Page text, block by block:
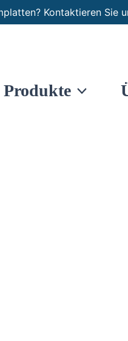
Kontaktieren
Produkte